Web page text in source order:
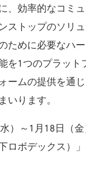
、効率的なコミ
ストップのソリ
ために必要なハ
を1つのプラット
ームの提供を通
いります。
）～1月18日（
ロボデックス）